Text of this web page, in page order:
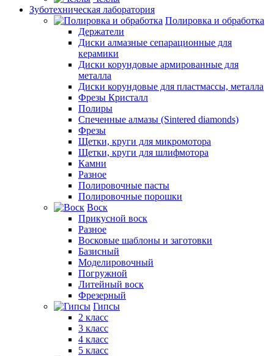
Зуботехническая лаборатория
Полировка и обработка
Держатели
Диски алмазные сепарационные для
керамики
Диски корундовые армированные для
металла
Диски корундовые для пластмассы, металла
Фрезы Кристалл
Полиры
Спеченные алмазы (Sintered diamonds)
Фрезы
Щетки, круги для микромотора
Щетки, круги для шлифмотора
Камни
Разное
Полировочные пасты
Полировочные порошки
Воск
Прикусной воск
Разное
Восковые шаблоны и заготовки
Базисный
Моделировочный
Погружной
Литейный воск
Фрезерный
Гипсы
2 класс
3 класс
4 класс
5 класс